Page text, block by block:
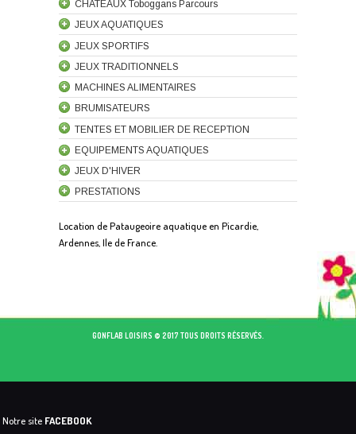
CHATEAUX Toboggans Parcours
JEUX AQUATIQUES
JEUX SPORTIFS
JEUX TRADITIONNELS
MACHINES ALIMENTAIRES
BRUMISATEURS
TENTES ET MOBILIER DE RECEPTION
EQUIPEMENTS AQUATIQUES
JEUX D'HIVER
PRESTATIONS
Location de Pataugeoire aquatique en Picardie,
Ardennes, Ile de France.
GONFLAB LOISIRS © 2017 TOUS DROITS RÉSERVÉS.
Notre site FACEBOOK